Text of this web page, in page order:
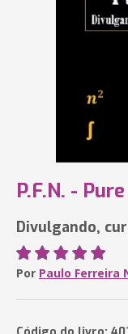
P.F.N. -
Divulgando,
Por Paulo Ferreira